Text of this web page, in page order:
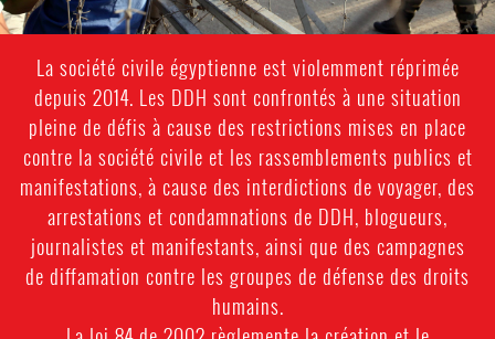
La société civile égyptienne est violemment réprimée
depuis 2014. Les DDH sont confrontés à une situation
pleine de défis à cause des restrictions mises en place
contre la société civile et les rassemblements publics et
manifestations, à cause des interdictions de voyager, des
arrestations et condamnations de DDH, blogueurs,
journalistes et manifestants, ainsi que des campagnes
de diffamation contre les groupes de défense des droits
humains.